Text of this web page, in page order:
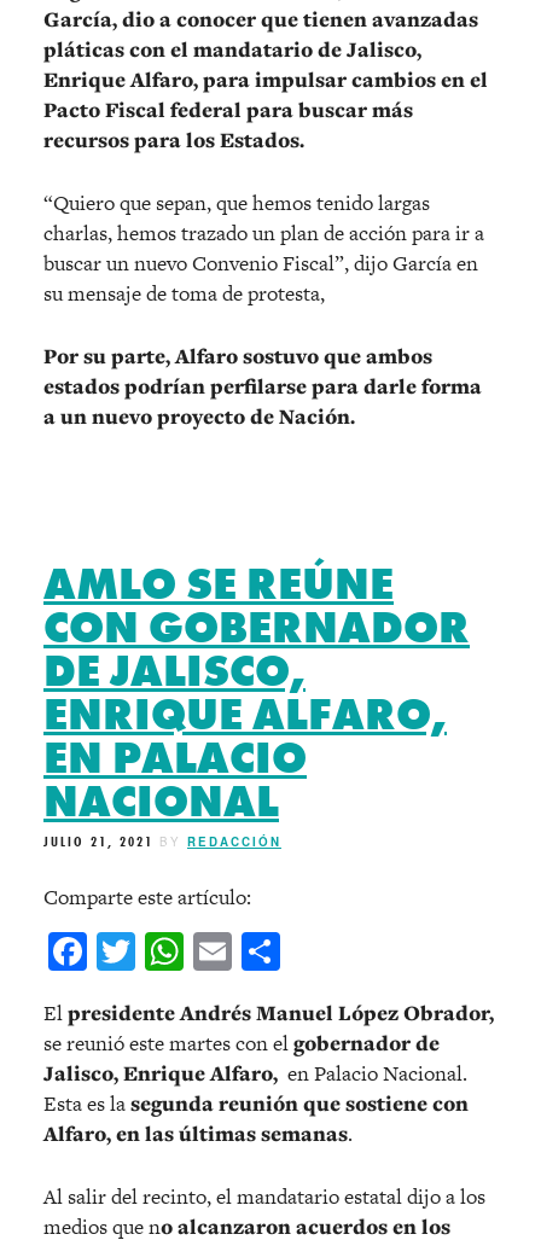
García, dio a conocer que tienen avanzadas
pláticas con el mandatario de Jalisco,
Enrique Alfaro, para impulsar cambios en el
Pacto Fiscal federal para buscar más
recursos para los Estados.
“Quiero que sepan, que hemos tenido largas
charlas, hemos trazado un plan de acción para ir a
buscar un nuevo Convenio Fiscal”, dijo García en
su mensaje de toma de protesta,
Por su parte, Alfaro sostuvo que ambos
estados podrían perfilarse para darle forma
a un nuevo proyecto de Nación.
AMLO SE REÚNE
CON GOBERNADOR
DE JALISCO,
ENRIQUE ALFARO,
EN PALACIO
NACIONAL
JULIO 21, 2021 BY REDACCIÓN
Comparte este artículo:
Facebook
Twitter
WhatsApp
Email
Elpresidente Andrés Manuel López Obrador,
se reunió este martes con elgobernador de
Jalisco, Enrique Alfaro, en Palacio Nacional.
Esta es lasegunda reunión que sostiene con
Alfaro, en las últimas semanas.
Al salir del recinto, el mandatario estatal dijo a los
medios que no alcanzaron acuerdos en los